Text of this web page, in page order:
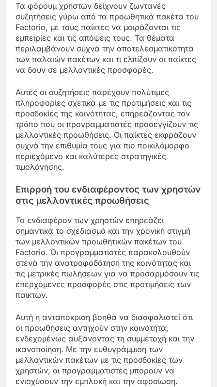
Τα φόρουμ χρηστών δείχνουν ζωντανές
συζητήσεις γύρω από τα προωθητικά πακέτα του
Factorio, με τους παίκτες να μοιράζονται τις
εμπειρίες και τις απόψεις τους. Τα θέματα
περιλαμβάνουν συχνά την αποτελεσματικότητα
των παλαιών πακέτων και τι ελπίζουν οι παίκτες
να δουν σε μελλοντικές προσφορές.
Αυτές οι συζητήσεις παρέχουν πολύτιμες
πληροφορίες σχετικά με τις προτιμήσεις και τις
προσδοκίες της κοινότητας, επηρεάζοντας τον
τρόπο που οι προγραμματιστές προσεγγίζουν τις
μελλοντικές προωθήσεις. Οι παίκτες εκφράζουν
συχνά την επιθυμία τους για πιο ποικιλόμορφο
περιεχόμενο και καλύτερες στρατηγικές
τιμολόγησης.
Επιρροή του ενδιαφέροντος των χρηστών
στις μελλοντικές προωθήσεις
Το ενδιαφέρον των χρηστών επηρεάζει
σημαντικά το σχεδιασμό και την χρονική στιγμή
των μελλοντικών προωθητικών πακέτων του
Factorio. Οι προγραμματιστές παρακολουθούν
στενά την ανατροφοδότηση της κοινότητας και
τις μετρικές πωλήσεων για να προσαρμόσουν τις
επερχόμενες προσφορές στις προτιμήσεις των
παικτών.
Αυτή η ανταπόκριση βοηθά να διασφαλιστεί ότι
οι προωθήσεις αντηχούν στην κοινότητα,
ενδεχομένως αυξάνοντας τη συμμετοχή και την
ικανοποίηση. Με την ευθυγράμμιση των
μελλοντικών πακέτων με τις προσδοκίες των
χρηστών, οι προγραμματιστές μπορούν να
ενισχύσουν την εμπλοκή και την αφοσίωση.